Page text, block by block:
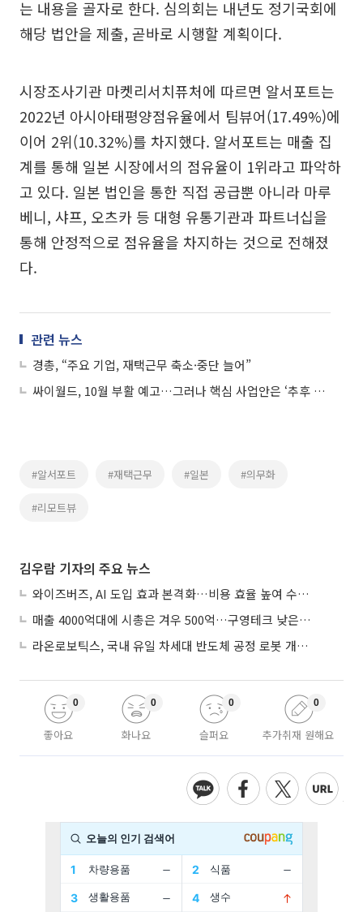
는 내용을 골자로 한다. 심의회는 내년도 정기국회에
해당 법안을 제출, 곧바로 시행할 계획이다.
시장조사기관 마켓리서치퓨처에 따르면 알서포트는
2022년 아시아태평양점유율에서 팀뷰어(17.49%)에
이어 2위(10.32%)를 차지했다. 알서포트는 매출 집
계를 통해 일본 시장에서의 점유율이 1위라고 파악하
고 있다. 일본 법인을 통한 직접 공급뿐 아니라 마루
베니, 샤프, 오츠카 등 대형 유통기관과 파트너십을
통해 안정적으로 점유율을 차지하는 것으로 전해졌
다.
관련 뉴스
경총, “주요 기업, 재택근무 축소·중단 늘어”
싸이월드, 10월 부활 예고…그러나 핵심 사업안은 ‘추후 공개’
#알서포트 #재택근무 #일본 #의무화
#리모트뷰
김우람 기자의 주요 뉴스
와이즈버즈, AI 도입 효과 본격화…비용 효율 높여 수익성 개선
매출 4000억대에 시총은 겨우 500억…구영테크 낮은 몸값에 저가 승계 마무리
라온로보틱스, 국내 유일 차세대 반도체 공정 로봇 개발 ‘고객사 테스트 진행’
좋아요
0
화나요
0
슬퍼요
0
추가취재 원해요
0